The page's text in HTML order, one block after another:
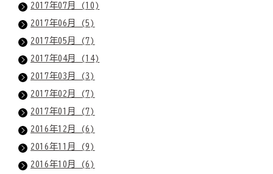
2017年07月 (10)
2017年06月 (5)
2017年05月 (7)
2017年04月 (14)
2017年03月 (3)
2017年02月 (7)
2017年01月 (7)
2016年12月 (6)
2016年11月 (9)
2016年10月 (6)